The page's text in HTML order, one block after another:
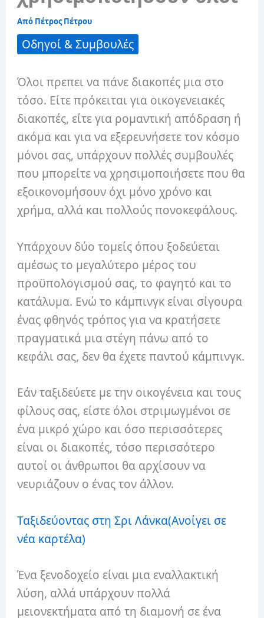
Από Πέτρος Πέτρου
Οδηγοί & Συμβουλές
Όλοι πρεπει να πάνε διακοπές μια στο
τόσο. Είτε πρόκειται για οικογενειακές
διακοπές, είτε για ρομαντική απόδραση ή
ακόμα και για να εξερευνήσετε τον κόσμο
μόνοι σας, υπάρχουν πολλές συμβουλές
που μπορείτε να χρησιμοποιήσετε που θα
εξοικονομήσουν όχι μόνο χρόνο και
χρήμα, αλλά και πολλούς πονοκεφάλους.
Υπάρχουν δύο τομείς όπου ξοδεύεται
αμέσως το μεγαλύτερο μέρος του
προϋπολογισμού σας, το φαγητό και το
κατάλυμα. Ενώ το κάμπινγκ είναι σίγουρα
ένας φθηνός τρόπος για να κρατήσετε
πραγματικά μια στέγη πάνω από το
κεφάλι σας, δεν θα έχετε παντού κάμπινγκ.
Εάν ταξιδεύετε με την οικογένεια και τους
φίλους σας, είστε όλοι στριμωγμένοι σε
ένα μικρό χώρο και όσο περισσότερες
είναι οι διακοπές, τόσο περισσότερο
αυτοί οι άνθρωποι θα αρχίσουν να
νευριάζουν ο ένας τον άλλον.
Ταξιδεύοντας στη Σρι Λάνκα(Ανοίγει σε
νέα καρτέλα)
Ένα ξενοδοχείο είναι μια εναλλακτική
λύση, αλλά υπάρχουν πολλά
μειονεκτήματα από τη διαμονή σε ένα